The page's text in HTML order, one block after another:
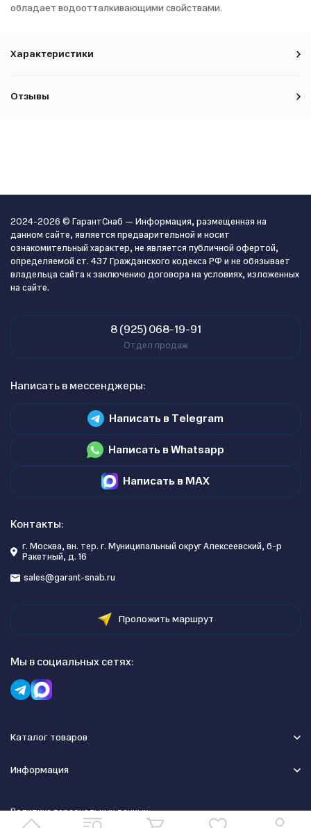
обладает водоотталкивающими свойствами.
Характеристики
Отзывы
2024-2026 © ГарантСнаб — Информация, размещенная на
данном сайте, является предварительной и носит
ознакомительный характер, не является публичной офертой,
определяемой ст. 437 Гражданского кодекса РФ и не обязывает
владельца сайта к заключению договора на условиях, изложенных
на сайте.
8 (925) 068-19-91
Отдел продаж
Написать в мессенджеры:
Написать в Telegram
Написать в Whatsapp
Написать в MAX
Контакты:
г. Москва, вн. тер. г. Муниципальный округ Алексеевский, б-р
Ракетный, д. 16
sales@garant-snab.ru
Проложить маршрут
Мы в социальных сетях:
Каталог товаров
Информация
Политика персональных данных